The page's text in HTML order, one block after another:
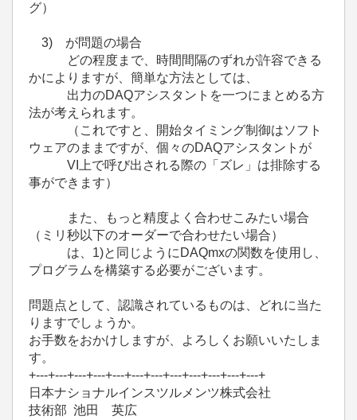
グ）
3) が問題の場合
どの程度まで、時間間隔のずれが許容できる
かによりますが、簡単な方法としては、
出力のDAQアシスタントを一つにまとめる方
法が考えられます。
（これですと、開始タイミング制御はソフト
ウェアのままですが、個々のDAQアシスタントが
VI上で呼び出される際の「ズレ」は排除する
事ができます）
また、もっと精度よく合わせこみたい場合
（ミリ秒以下のオーダーで合わせたい場合）
は、1)と同じようにDAQmxの関数を使用し、
プログラムを構築する必要がございます。
問題点として、認識されているものは、どれに当た
りますでしょうか。
お手数をおかけしますが、よろしくお願いいたしま
す。
+---+---+---+---+---+---+---+---+---+---+---+---+
日本ナショナルインスツルメンツ株式会社
技術部 池田 英広